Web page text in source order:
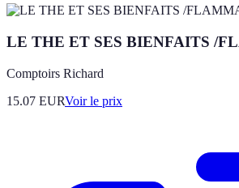
LE THE ET SES BIENFAITS /
Comptoirs Richard
15.07 EURVoir le prix